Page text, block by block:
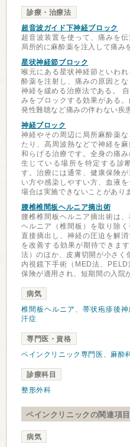
診療・治療法
超音波ガイド下神経ブロック
超音波装置を使って、痛みを
局所的に麻酔薬を注入して痛み
星状神経節ブロック
喉元にある星状神経節といわ
酔薬を注射し、痛みの原因と
神経を緩める治療法である。
みをブロックする効果がある
発性難聴など痛みの伴わない疾
神経ブロック
神経やその周辺に局所麻酔薬
たり、高周波熱などで神経を
和らげる治療です。全身の痛
生じている場所を特定する診
す。治療には通常、健康保険
い方や感染しやすい方、血液
場合は実施できないことがあり
腰椎椎間板ヘルニア摘出術
腰椎椎間板ヘルニア摘出術は
ヘルニア（椎間板）を取り除
直接摘出し、神経の圧迫を解
を改善する効果が期待できま
法）のほか、皮膚切開が小さく
内視鏡下手術（MED法、
保険が適用され、短期間の入院
病気
椎間板ヘルニア 、 帯状疱疹後神
汗症
専門医・資格
ペインクリニック専門医 、 麻酔
診療科目
整形外科
ペインクリニックの関連項
病気